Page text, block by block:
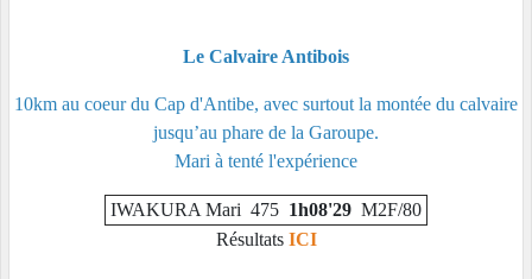
Le Calvaire Antibois
10km au coeur du Cap d'Antibe, avec surtout la montée du calvaire
jusqu’au phare de la Garoupe.
Mari à tenté l'expérience
IWAKURA Mari 475 1h08'29 M2F/80
Résultats ICI